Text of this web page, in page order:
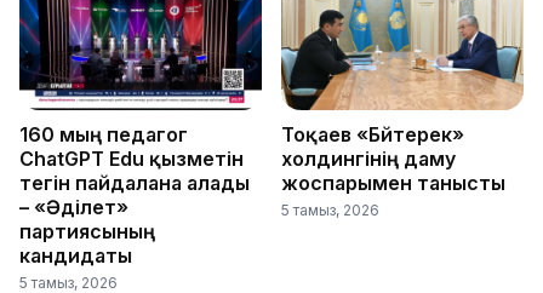
160 мың педагог
ChatGPT Edu қызметін
тегін пайдалана алады
– «Әділет»
партиясының
кандидаты
5 тамыз, 2026
Тоқаев «Бәйтерек»
холдингінің даму
жоспарымен танысты
5 тамыз, 2026